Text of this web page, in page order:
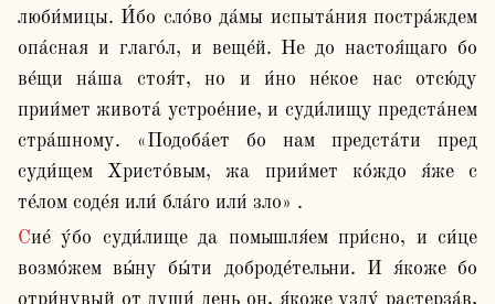
люби́мицы. И́бо сло́во да́мы испыта́ния постра́ждем
опа́сная и глаго́л, и веще́й. Не до настоя́щаго бо
ве́щи на́ша стоя́т, но и и́но не́кое нас отсю́ду
прии́мет живота́ устрое́ние, и суди́лищу предста́нем
стра́шному. «Подоба́ет бо нам предста́ти пред
суди́щем Христо́вым, жа прии́мет ко́ждо я́же с
те́лом соде́я или́ бла́го или́ зло» .
Сие́ у́бо суди́лище да помышля́ем при́сно, и си́це
возмо́жем вы́ну бы́ти доброде́тельни. И я́коже бо
отри́нувый от души́ день он, я́коже узду́ растерза́в,